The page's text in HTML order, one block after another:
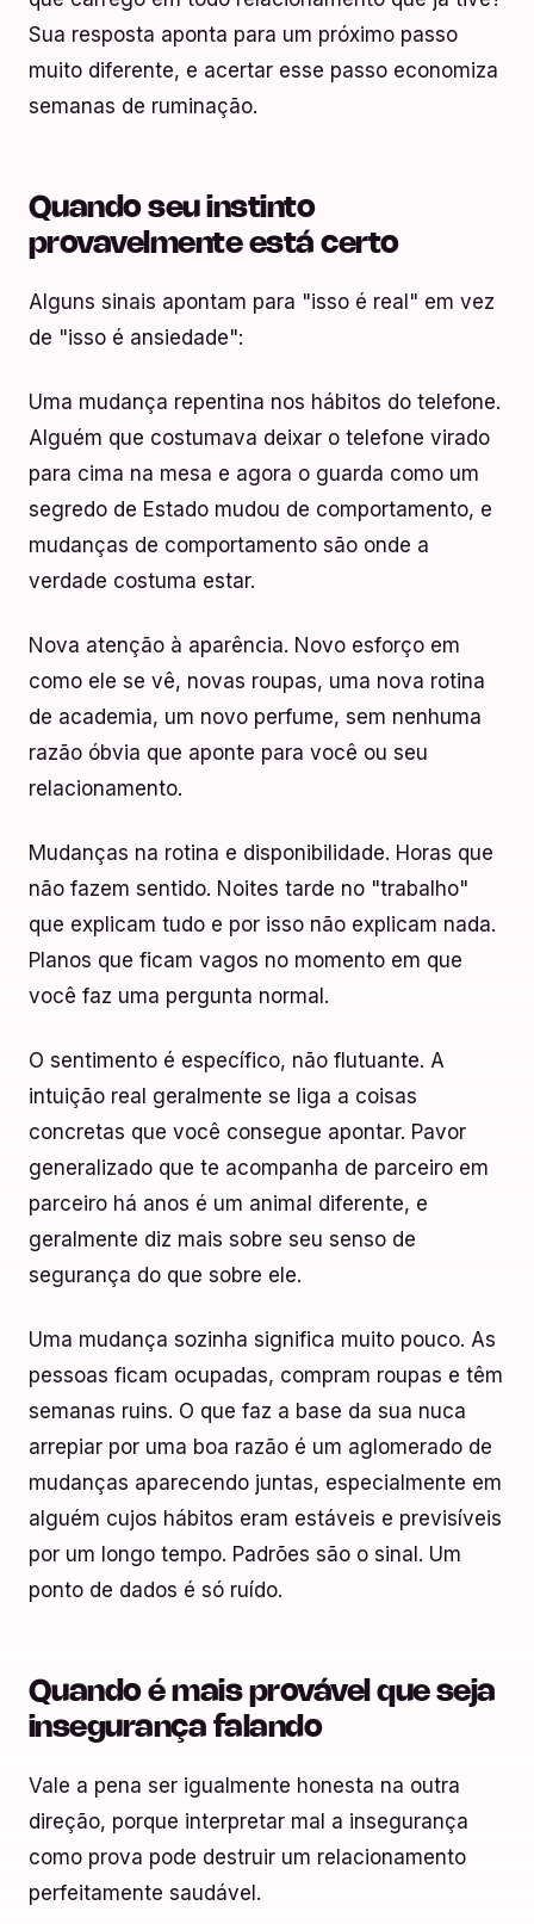
Sua resposta aponta para um próximo passo
muito diferente, e acertar esse passo economiza
semanas de ruminação.
Quando seu instinto
provavelmente está certo
Alguns sinais apontam para "isso é real" em vez
de "isso é ansiedade":
Uma mudança repentina nos hábitos do telefone.
Alguém que costumava deixar o telefone virado
para cima na mesa e agora o guarda como um
segredo de Estado mudou de comportamento, e
mudanças de comportamento são onde a
verdade costuma estar.
Nova atenção à aparência. Novo esforço em
como ele se vê, novas roupas, uma nova rotina
de academia, um novo perfume, sem nenhuma
razão óbvia que aponte para você ou seu
relacionamento.
Mudanças na rotina e disponibilidade. Horas que
não fazem sentido. Noites tarde no "trabalho"
que explicam tudo e por isso não explicam nada.
Planos que ficam vagos no momento em que
você faz uma pergunta normal.
O sentimento é específico, não flutuante. A
intuição real geralmente se liga a coisas
concretas que você consegue apontar. Pavor
generalizado que te acompanha de parceiro em
parceiro há anos é um animal diferente, e
geralmente diz mais sobre seu senso de
segurança do que sobre ele.
Uma mudança sozinha significa muito pouco. As
pessoas ficam ocupadas, compram roupas e têm
semanas ruins. O que faz a base da sua nuca
arrepiar por uma boa razão é um aglomerado de
mudanças aparecendo juntas, especialmente em
alguém cujos hábitos eram estáveis e previsíveis
por um longo tempo. Padrões são o sinal. Um
ponto de dados é só ruído.
Quando é mais provável que seja
insegurança falando
Vale a pena ser igualmente honesta na outra
direção, porque interpretar mal a insegurança
como prova pode destruir um relacionamento
perfeitamente saudável.